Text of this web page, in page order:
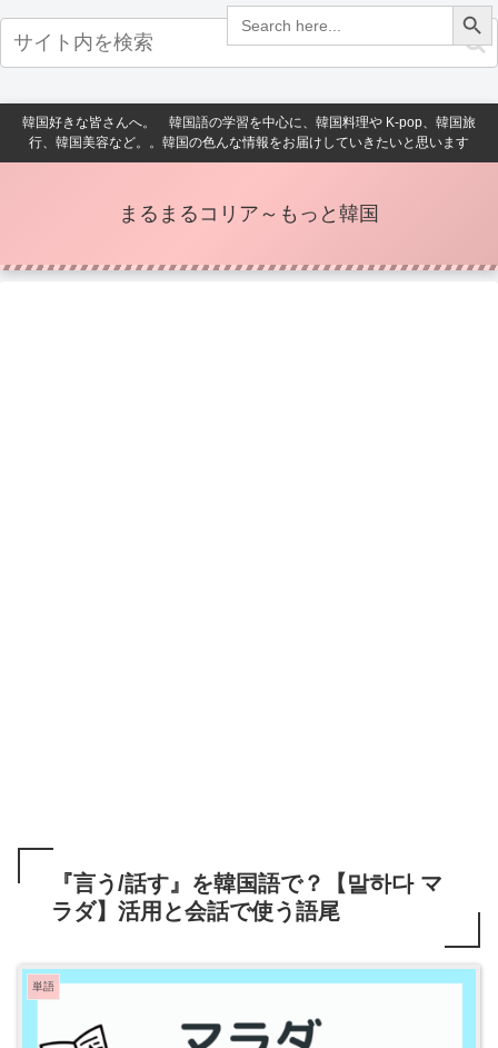
Search
for:
Search Button
韓国好きな皆さんへ。 韓国語の学習を中心に、韓国料理や K-pop、韓国旅
行、韓国美容など。。韓国の色んな情報をお届けしていきたいと思います
まるまるコリア～もっと韓国
『言う/話す』を韓国語で？【말하다 マ
ラダ】活用と会話で使う語尾
単語